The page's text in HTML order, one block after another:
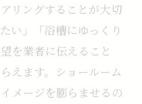
リングすることが大切
い」「浴槽にゆっくり
を業者に伝えること
えます。ショールーム
メージを膨らませるの